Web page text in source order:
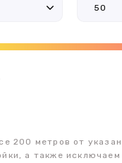
200 метров от
а также